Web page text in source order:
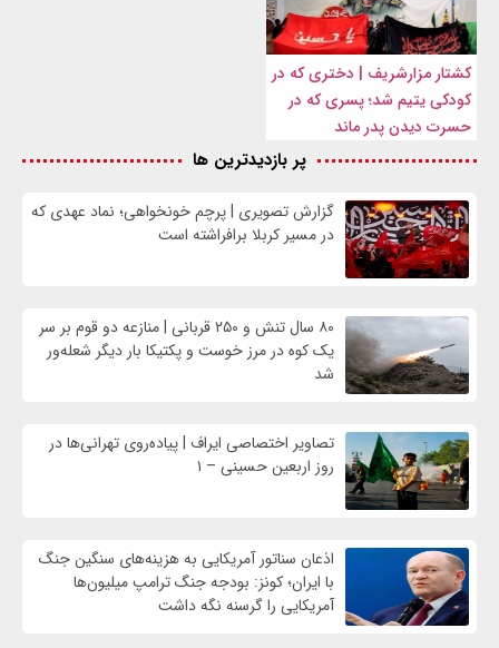
کشتار مزارشریف | دختری که در
کودکی یتیم شد؛ پسری که در
حسرت دیدن پدر ماند
پر بازدیدترین ها
گزارش تصویری | پرچم خونخواهی؛ نماد عهدی که
در مسیر کربلا برافراشته است
۸۰ سال تنش و ۲۵۰ قربانی | منازعه دو قوم بر سر
یک کوه در مرز خوست و پکتیکا بار دیگر شعله‌ور
شد
تصاویر اختصاصی ایراف | پیاده‌روی تهرانی‌ها در
روز اربعین حسینی – ۱
اذعان سناتور آمریکایی به هزینه‌های سنگین جنگ
با ایران؛ کونز: بودجه جنگ ترامپ میلیون‌ها
آمریکایی را گرسنه نگه داشت